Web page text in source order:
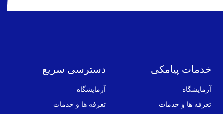
خدمات پیامکی
آزمایشگاه
تعرفه ها و خدمات
دسترسی سریع
آزمایشگاه
تعرفه ها و خدمات